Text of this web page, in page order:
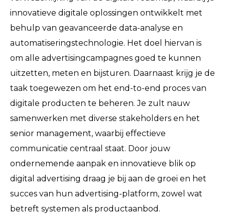
innovatieve digitale oplossingen ontwikkelt met
behulp van geavanceerde data-analyse en
automatiseringstechnologie. Het doel hiervan is
om alle advertisingcampagnes goed te kunnen
uitzetten, meten en bijsturen. Daarnaast krijg je de
taak toegewezen om het end-to-end proces van
digitale producten te beheren. Je zult nauw
samenwerken met diverse stakeholders en het
senior management, waarbij effectieve
communicatie centraal staat. Door jouw
ondernemende aanpak en innovatieve blik op
digital advertising draag je bij aan de groei en het
succes van hun advertising-platform, zowel wat
betreft systemen als productaanbod.